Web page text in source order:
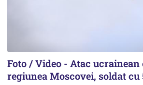
Foto / Video - Atac
regiunea Moscovei, soldat